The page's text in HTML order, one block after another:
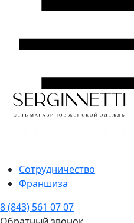
Сотрудничество
Франшиза
8 (843) 561 07 07